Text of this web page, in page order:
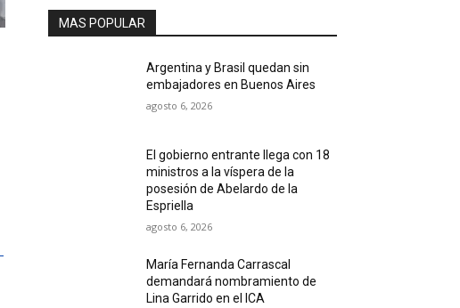
MAS POPULAR
Argentina y Brasil quedan sin
embajadores en Buenos Aires
agosto 6, 2026
El gobierno entrante llega con 18
ministros a la víspera de la
posesión de Abelardo de la
Espriella
agosto 6, 2026
María Fernanda Carrascal
demandará nombramiento de
Lina Garrido en el ICA